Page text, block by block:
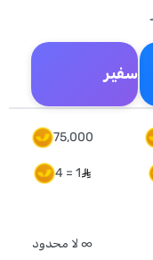
سفير
75,000
1 = 4
∞ لا محدود